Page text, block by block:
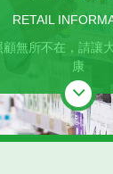
RETAIL
顧無所不在，請讓
康